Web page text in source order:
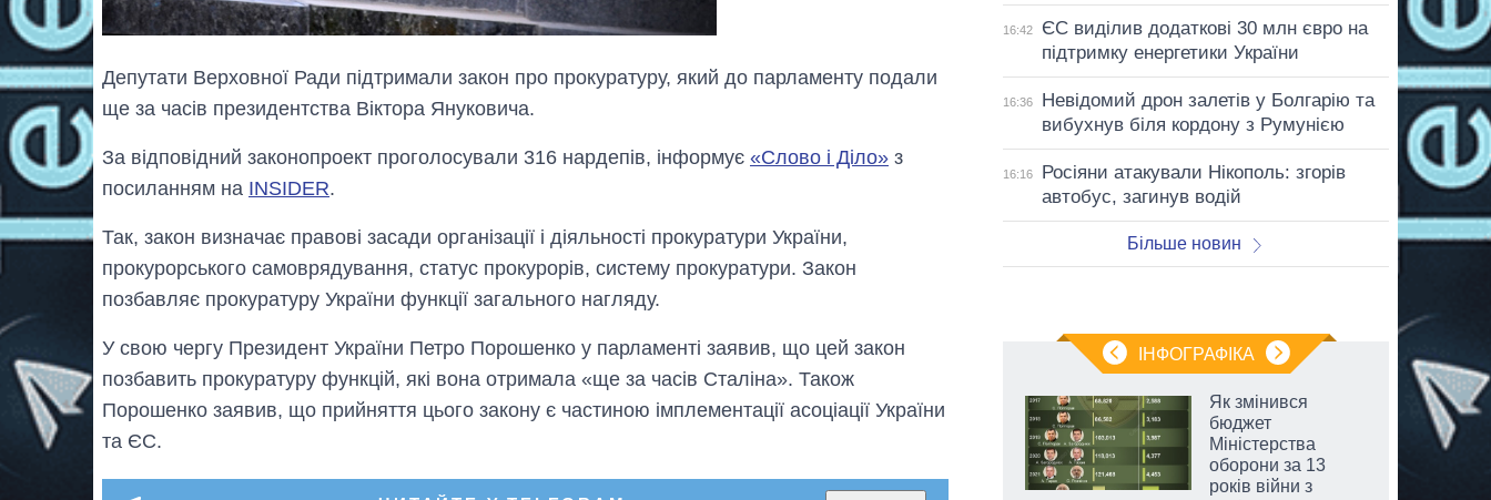
Депутати Верховної Ради підтримали закон про прокуратуру, який до парламенту подали
ще за часів президентства Віктора Януковича.
За відповідний законопроект проголосували 316 нардепів, інформує «Слово і Діло» з
посиланням на INSIDER.
Так, закон визначає правові засади організації і діяльності прокуратури України,
прокурорського самоврядування, статус прокурорів, систему прокуратури. Закон
позбавляє прокуратуру України функції загального нагляду.
У свою чергу Президент України Петро Порошенко у парламенті заявив, що цей закон
позбавить прокуратуру функцій, які вона отримала «ще за часів Сталіна». Також
Порошенко заявив, що прийняття цього закону є частиною імплементації асоціації України
та ЄС.
16:42
ЄС виділив додаткові 30 млн євро на
підтримку енергетики України
16:36
Невідомий дрон залетів у Болгарію та
вибухнув біля кордону з Румунією
16:16
Росіяни атакували Нікополь: згорів
автобус, загинув водій
Більше новин
ІНФОГРАФІКА
Скільки картоплі
вирощували в
Як змінився
бюджет
Міністерства
оборони за 13
років війни з